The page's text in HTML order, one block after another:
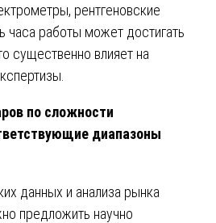
рентгеновские
часа работы может достигать
существенно влияет на
по сложности
диапазоны
данных и анализа рынка
предложить научно